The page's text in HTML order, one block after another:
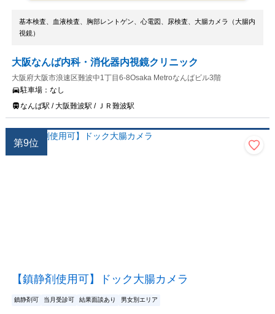
基本検査、血液検査、胸部レントゲン、心電図、尿検査、大腸カメラ（大腸内
視鏡）
大阪なんば内科・消化器内視鏡クリニック
大阪府大阪市浪速区難波中1丁目6-8Osaka Metroなんばビル3階
駐車場： なし
なんば駅 / 大阪難波駅 / ＪＲ難波駅
第9位
【鎮静剤使用可】ドック大腸カメラ
鎮静剤可 当月受診可 結果面談あり 男女別エリア